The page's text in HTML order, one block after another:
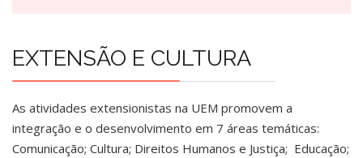
EXTENSÃO E CULTURA
As atividades extensionistas na UEM promovem a
integração e o desenvolvimento em 7 áreas temáticas:
Comunicação; Cultura; Direitos Humanos e Justiça; Educação;